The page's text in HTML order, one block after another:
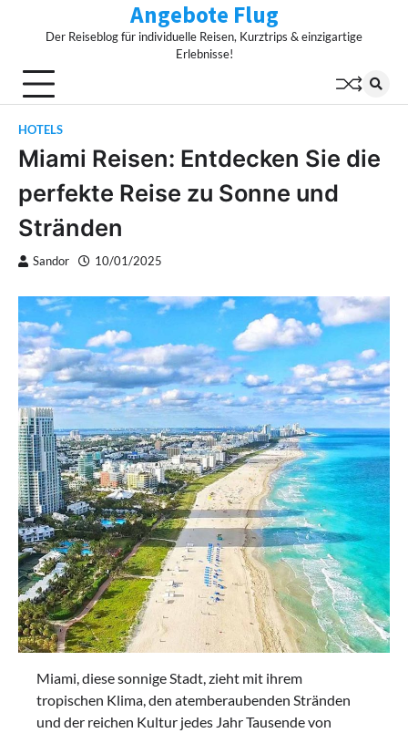
Angebote Flug
Der Reiseblog für individuelle Reisen, Kurztrips & einzigartige
Erlebnisse!
HOTELS
Miami Reisen: Entdecken Sie die
perfekte Reise zu Sonne und
Stränden
Sandor 10/01/2025
Miami, diese sonnige Stadt, zieht mit ihrem
tropischen Klima, den atemberaubenden Stränden
und der reichen Kultur jedes Jahr Tausende von